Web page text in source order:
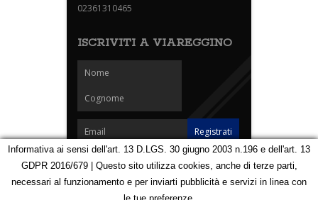
02361310465
ISCRIVITI A VIAREGGINO
Homepage Notizie Speciali Eventi
Foto Carnevale
Informativa ai sensi dell'art. 13 D.LGS. 30 giugno 2003 n.196 e dell'art. 13
GDPR 2016/679 | Questo sito utilizza cookies, anche di terze parti,
necessari al funzionamento e per inviarti pubblicità e servizi in linea con